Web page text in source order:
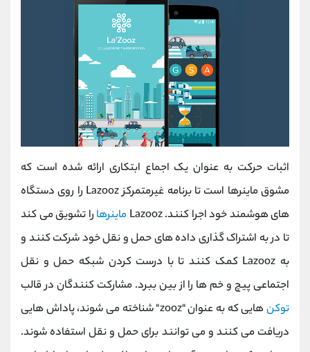
اثبات حرکت به عنوان یک اجماع ابتکاری ارائه شده است که
مشوق ماینرها است تا برنامه غیرمتمرکز Lazooz را روی دستگاه
های هوشمند خود اجرا کنند. Lazooz
ماینرها را تشویق می کند
تا در به اشتراک گذاری داده های حمل و نقل خود شرکت کنند و
به Lazooz کمک کنند تا با درست کردن شبکه حمل و نقل
اجتماعی پیچ و خم ها را از بین ببرد. مشارکت کنندگان در قالب
توکن
هایی که به عنوان "zooz" شناخته می شوند، پاداش هایی
دریافت می کنند و می توانند برای حمل و نقل استفاده شوند.